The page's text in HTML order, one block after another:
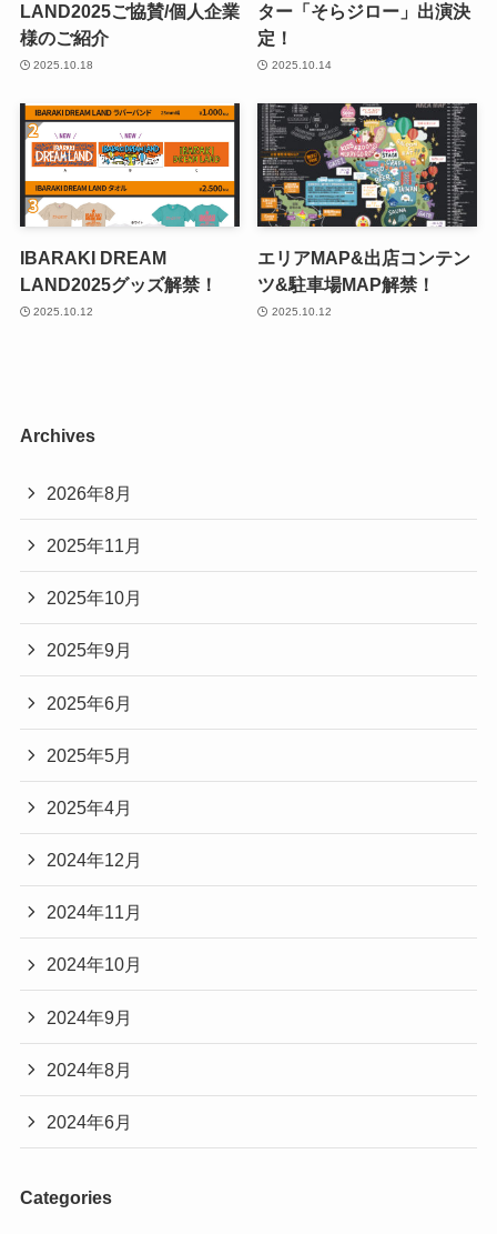
LAND2025ご協賛/個人企業
様のご紹介
2025.10.18
ター「そらジロー」出演決
定！
2025.10.14
IBARAKI DREAM
LAND2025グッズ解禁！
2025.10.12
エリアMAP&出店コンテン
ツ&駐車場MAP解禁！
2025.10.12
Archives
2026年8月
2025年11月
2025年10月
2025年9月
2025年6月
2025年5月
2025年4月
2024年12月
2024年11月
2024年10月
2024年9月
2024年8月
2024年6月
Categories